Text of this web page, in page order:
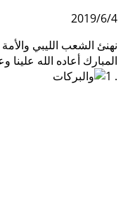
2019/6/4
نهنئ الشعب الليبي
المبارك أعاده الله علينا
والبركات
.